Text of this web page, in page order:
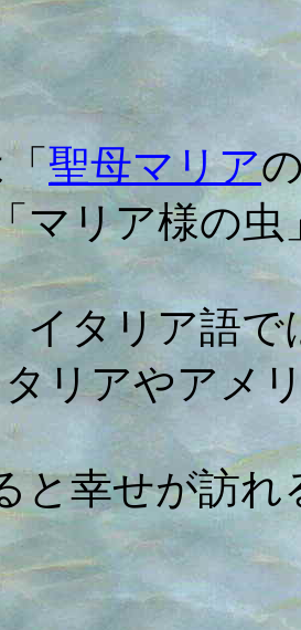
聖母マリア
マリア様の
イタリア語
リアやアメ
と幸せが訪